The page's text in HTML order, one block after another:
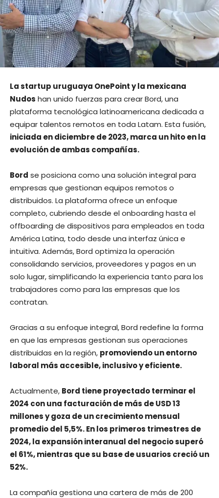
La startup uruguaya OnePoint y la mexicana
Nudos han unido fuerzas para crear Bord, una
plataforma tecnológica latinoamericana dedicada a
equipar talentos remotos en toda Latam. Esta fusión,
iniciada en diciembre de 2023, marca un hito en la
evolución de ambas compañías.
Bord se posiciona como una solución integral para
empresas que gestionan equipos remotos o
distribuidos. La plataforma ofrece un enfoque
completo, cubriendo desde el onboarding hasta el
offboarding de dispositivos para empleados en toda
América Latina, todo desde una interfaz única e
intuitiva. Además, Bord optimiza la operación
consolidando servicios, proveedores y pagos en un
solo lugar, simplificando la experiencia tanto para los
trabajadores como para las empresas que los
contratan.
Gracias a su enfoque integral, Bord redefine la forma
en que las empresas gestionan sus operaciones
distribuidas en la región, promoviendo un entorno
laboral más accesible, inclusivo y eficiente.
Actualmente, Bord tiene proyectado terminar el
2024 con una facturación de más de USD 13
millones y goza de un crecimiento mensual
promedio del 5,5%. En los primeros trimestres de
2024, la expansión interanual del negocio superó
el 61%, mientras que su base de usuarios creció un
52%.
La compañía gestiona una cartera de más de 200